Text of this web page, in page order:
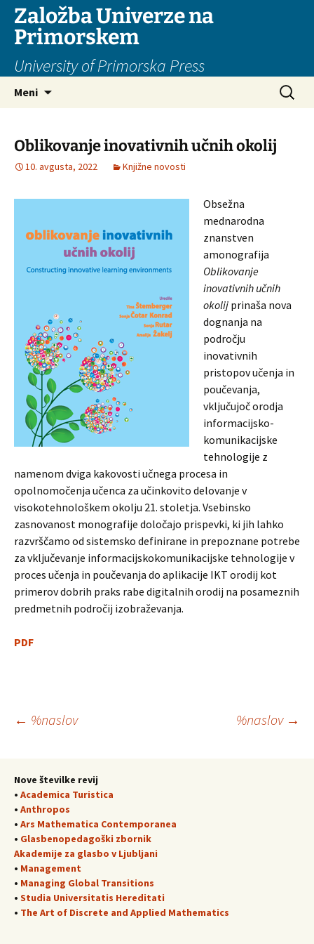
Založba Univerze na
Primorskem
University of Primorska Press
Meni Išči:
Oblikovanje inovativnih učnih okolij
10. avgusta, 2022 Knjižne novosti
Obsežna
mednarodna
znanstven
amonografija
Oblikovanje
inovativnih učnih
okolij prinaša nova
dognanja na
področju
inovativnih
pristopov učenja in
poučevanja,
vključujoč orodja
informacijsko-
komunikacijske
tehnologije z
namenom dviga kakovosti učnega procesa in
opolnomočenja učenca za učinkovito delovanje v
visokotehnološkem okolju 21. stoletja. Vsebinsko
zasnovanost monografije določajo prispevki, ki jih lahko
razvrščamo od sistemsko definirane in prepoznane potrebe
za vključevanje informacijskokomunikacijske tehnologije v
proces učenja in poučevanja do aplikacije IKT orodij kot
primerov dobrih praks rabe digitalnih orodij na posameznih
predmetnih področij izobraževanja.
PDF
Krmarjenje
po
prispevkih
← %naslov %naslov →
Nove številke revij
• Academica Turistica
• Anthropos
• Ars Mathematica Contemporanea
• Glasbenopedagoški zbornik
Akademije za glasbo v Ljubljani
• Management
• Managing Global Transitions
• Studia Universitatis Hereditati
• The Art of Discrete and Applied Mathematics